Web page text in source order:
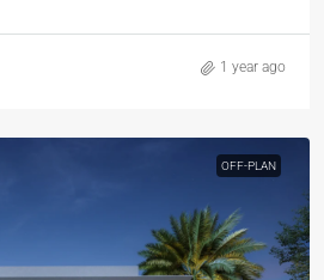
1 year ago
OFF-PLAN